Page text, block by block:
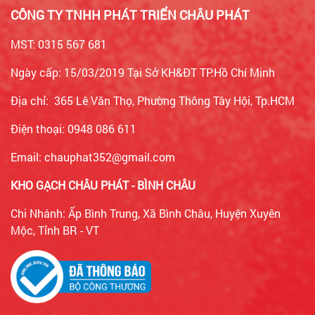
CÔNG TY TNHH PHÁT TRIỂN CHÂU PHÁT
MST: 0315 567 681
Ngày cấp: 15/03/2019 Tại Sở KH&ĐT TP.Hồ Chí Minh
Địa chỉ: 365 Lê Văn Thọ, Phường Thông Tây Hội, Tp.HCM
Điện thoại: 0948 086 611
Email: chauphat352@gmail.com
KHO GẠCH CHÂU PHÁT - BÌNH CHÂU
Chi Nhánh: Ấp Bình Trung, Xã Bình Châu, Huyện Xuyên
Mộc, Tỉnh BR - VT